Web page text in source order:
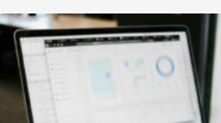
Kongres dan pameran internasional
kawasan Asia-Pasifik yang berfokus
Hospital at Home (perawatan medis
sakit berbasis di rumah).
Taipei, Taiwan 2026.